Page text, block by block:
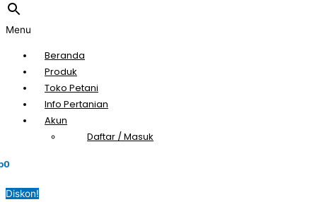
Menu
Beranda
Produk
Toko Petani
Info Pertanian
Akun
Daftar / Masuk
0
Diskon!